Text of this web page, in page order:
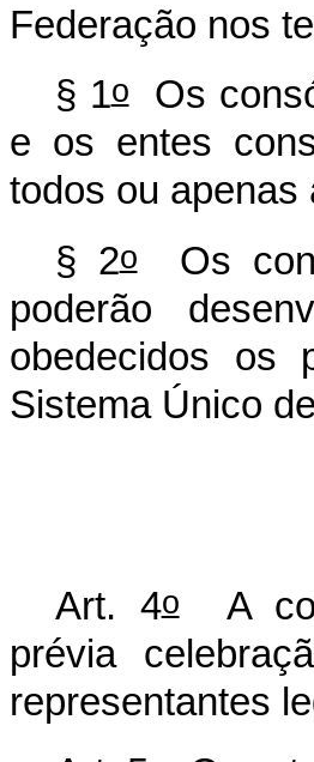
Federação nos
§ 1oOs
e os entes
todos ou apenas
§ 2oOs
poderão
obedecidos os
Sistema Único
Art. 4oA
prévia
representantes